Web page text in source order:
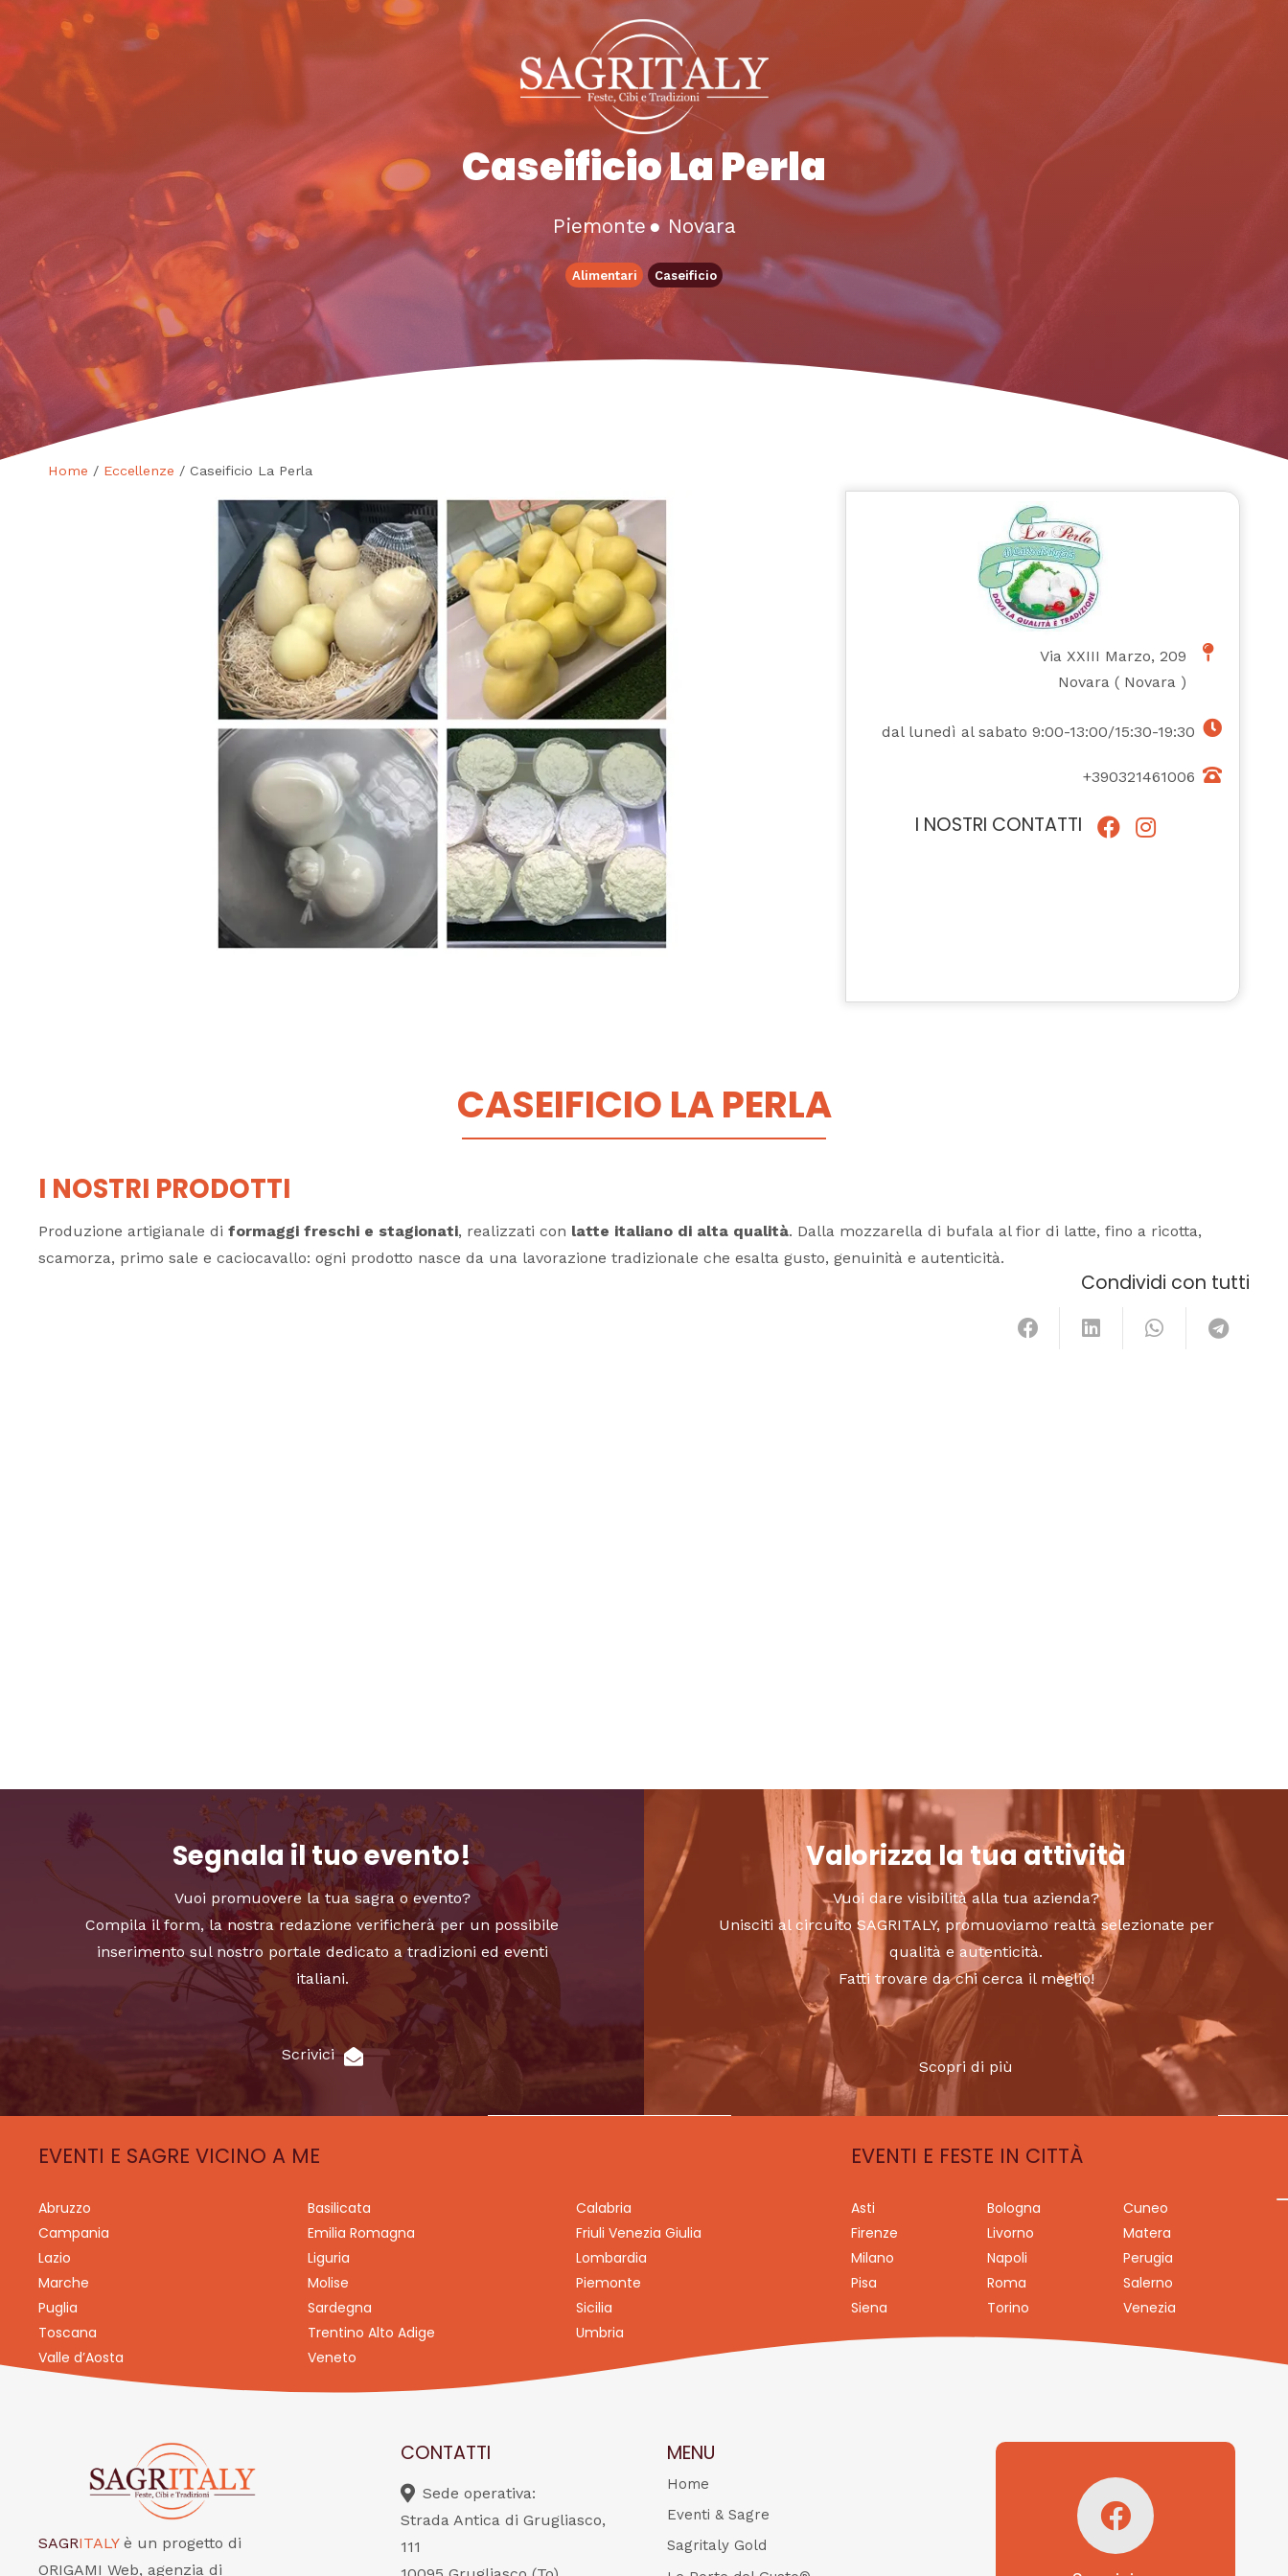
Caseificio La Perla
Piemonte● Novara
Alimentari Caseificio
Home / Eccellenze / Caseificio La Perla
Via XXIII Marzo, 209
Novara ( Novara )
dal lunedì al sabato 9:00-13:00/15:30-19:30
+390321461006
I NOSTRI CONTATTI
CASEIFICIO LA PERLA
I NOSTRI PRODOTTI
Produzione artigianale di formaggi freschi e stagionati, realizzati con latte italiano di alta qualità. Dalla mozzarella di bufala al fior di latte, fino a ricotta,
scamorza, primo sale e caciocavallo: ogni prodotto nasce da una lavorazione tradizionale che esalta gusto, genuinità e autenticità.
Condividi con tutti
Segnala il tuo evento!
Vuoi promuovere la tua sagra o evento?
Compila il form, la nostra redazione verificherà per un possibile
inserimento sul nostro portale dedicato a tradizioni ed eventi
italiani.
Scrivici
Valorizza la tua attività
Vuoi dare visibilità alla tua azienda?
Unisciti al circuito SAGRITALY, promuoviamo realtà selezionate per
qualità e autenticità.
Fatti trovare da chi cerca il meglio!
Scopri di più
EVENTI E SAGRE VICINO A ME
Abruzzo Basilicata
Calabria
Campania
Emilia Romagna
Friuli Venezia Giulia
Lazio
Liguria
Lombardia
Marche
Molise
Piemonte
Puglia
Sardegna
Sicilia
Toscana
Trentino Alto Adige
Umbria
Valle d’Aosta
Veneto
EVENTI E FESTE IN CITTÀ
Asti Bologna
Cuneo
Firenze
Livorno
Matera
Milano
Napoli
Perugia
Pisa
Roma
Salerno
Siena
Torino Venezia
SAGRITALY è un progetto di
ORIGAMI Web, agenzia di
CONTATTI
Sede operativa:
Strada Antica di Grugliasco,
111
MENU
Home
Eventi & Sagre
Sagritaly Gold
Seguici su
Facebook!
SAGRITALY